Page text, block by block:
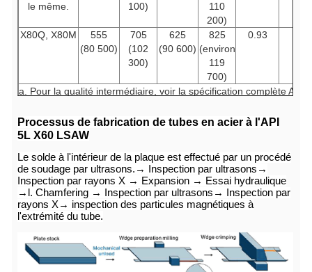
le même.
100)
110
200)
X80Q, X80M
555
(80 500)
705
(102
300)
625
(90 600)
825
(environ
119
700)
0.93
a. Pour la qualité intermédiaire, voir la spécification complète
c. Cette limite s'applique aux tartes dont la teneur en D > 12,750
d. Pour les qualités intermédiaires, la résistance à la traction
la couture de soudure doit être la même que celle déterminée
à l'aide du pied a.
e. pour les tuyaux nécessitant des essais longitudinaux, la
rendement doit être ≤ 71,800 psi.
f. L'allongement minimum spécifié, Af, exprimé en pourcentage et
se référer à la spécification complète API5L.
où C est 1 940 pour le calcul à l'aide d'unités Si et 625 000 pour
Processus de fabrication de tubes en acier à l'API
5L X60 LSAW
Le solde à l'intérieur de la plaque est effectué par un procédé
de soudage par ultrasons. → Inspection par ultrasons →
Inspection par rayons X → Expansion → Essai hydraulique
→l. Chamfering → Inspection par ultrasons → Inspection par
rayons X→ inspection des particules magnétiques à
l'extrémité du tube.